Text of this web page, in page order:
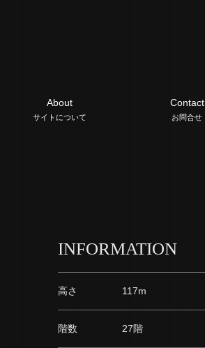
About
サイトについて
Contact
お問合せ
INFORMATION
高さ 117m
階数 27階